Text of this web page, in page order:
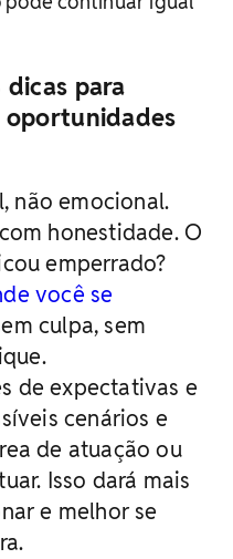
dicas para
não emocional.
honestidade. O
emperrado?
você se
culpa, sem
de expectativas e
cenários e
de atuação ou
Isso dará mais
e melhor se